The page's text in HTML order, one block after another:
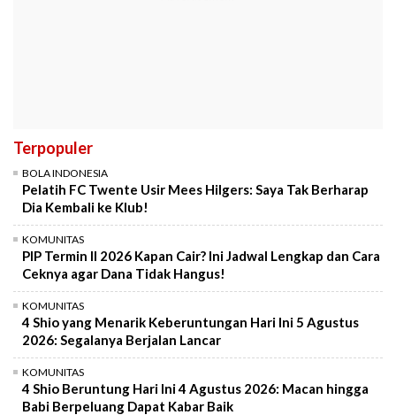
Terpopuler
BOLA INDONESIA
Pelatih FC Twente Usir Mees Hilgers: Saya Tak Berharap
Dia Kembali ke Klub!
KOMUNITAS
PIP Termin II 2026 Kapan Cair? Ini Jadwal Lengkap dan Cara
Ceknya agar Dana Tidak Hangus!
KOMUNITAS
4 Shio yang Menarik Keberuntungan Hari Ini 5 Agustus
2026: Segalanya Berjalan Lancar
KOMUNITAS
4 Shio Beruntung Hari Ini 4 Agustus 2026: Macan hingga
Babi Berpeluang Dapat Kabar Baik